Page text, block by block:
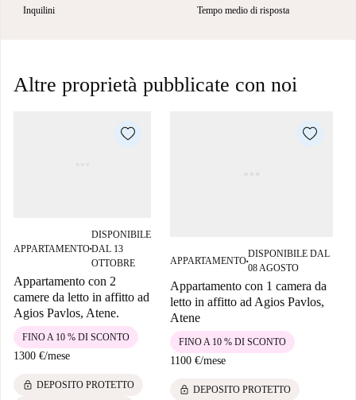
Inquilini Tempo medio di risposta
Altre proprietà pubblicate con noi
APPARTAMENTO■
DISPONIBILE
DAL 13
OTTOBRE
Appartamento con 2
camere da letto in affitto ad
Agios Pavlos, Atene.
1300 €/mese
FINO A 10 % DI SCONTO
lock DEPOSITO PROTETTO
APPARTAMENTO■
DISPONIBILE DAL
08 AGOSTO
Appartamento con 1 camera da
letto in affitto ad Agios Pavlos,
Atene
1100 €/mese
FINO A 10 % DI SCONTO
lock DEPOSITO PROTETTO